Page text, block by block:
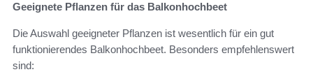
Geeignete Pflanzen für das Balkonhochbeet
Die Auswahl geeigneter Pflanzen ist wesentlich für ein gut
funktionierendes Balkonhochbeet. Besonders empfehlenswert
sind: